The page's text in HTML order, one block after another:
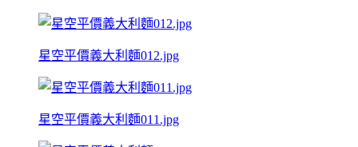
星空平價義大利麵012.jpg
星空平價義大利麵011.jpg